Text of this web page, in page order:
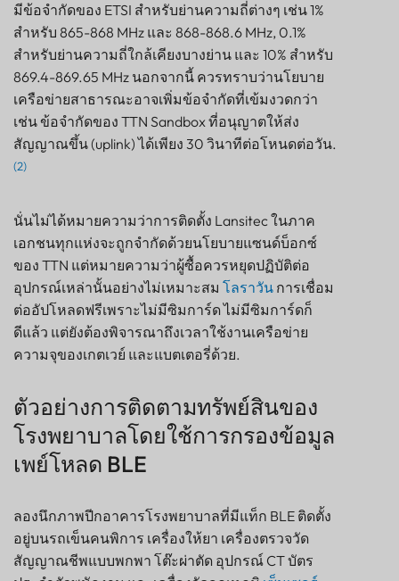
มีข้อจำกัดของ ETSI สำหรับย่านความถี่ต่างๆ เช่น 1%
สำหรับ 865-868 MHz และ 868-868.6 MHz, 0.1%
สำหรับย่านความถี่ใกล้เคียงบางย่าน และ 10% สำหรับ
869.4-869.65 MHz นอกจากนี้ ควรทราบว่านโยบาย
เครือข่ายสาธารณะอาจเพิ่มข้อจำกัดที่เข้มงวดกว่า
เช่น ข้อจำกัดของ TTN Sandbox ที่อนุญาตให้ส่ง
สัญญาณขึ้น (uplink) ได้เพียง 30 วินาทีต่อโหนดต่อวัน.
(2)
นั่นไม่ได้หมายความว่าการติดตั้ง Lansitec ในภาค
เอกชนทุกแห่งจะถูกจำกัดด้วยนโยบายแซนด์บ็อกซ์
ของ TTN แต่หมายความว่าผู้ซื้อควรหยุดปฏิบัติต่อ
อุปกรณ์เหล่านั้นอย่างไม่เหมาะสม โลราวัน การเชื่อม
ต่ออัปโหลดฟรีเพราะไม่มีซิมการ์ด ไม่มีซิมการ์ดก็
ดีแล้ว แต่ยังต้องพิจารณาถึงเวลาใช้งานเครือข่าย
ความจุของเกตเวย์ และแบตเตอรี่ด้วย.
ตัวอย่างการติดตามทรัพย์สินของ
โรงพยาบาลโดยใช้การกรองข้อมูล
เพย์โหลด BLE
ลองนึกภาพปีกอาคารโรงพยาบาลที่มีแท็ก BLE ติดตั้ง
อยู่บนรถเข็นคนพิการ เครื่องให้ยา เครื่องตรวจวัด
สัญญาณชีพแบบพกพา โต๊ะผ่าตัด อุปกรณ์ CT บัตร